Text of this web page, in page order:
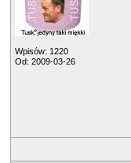
Wpisów: 1220
Od: 2009-03-26